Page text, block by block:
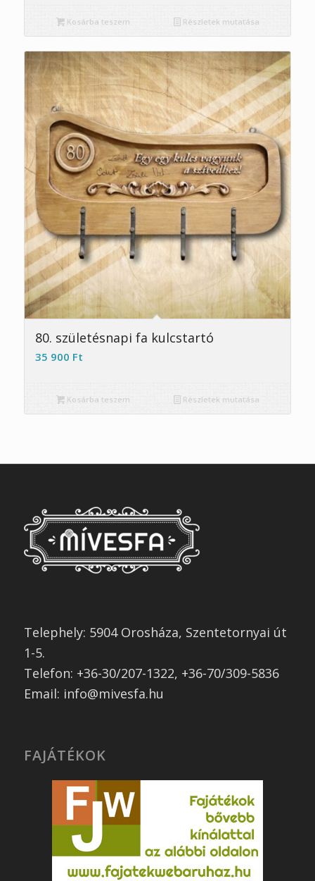
Kosárba teszem Részletek mutatása
5.00
80. születésnapi fa kulcstartó
35 900 Ft
Kosárba teszem Részletek mutatása
Telephely: 5904 Orosháza, Szentetornyai út
1-5.
Telefon: +36-30/207-1322, +36-70/309-5836
Email: info@mivesfa.hu
FAJÁTÉKOK